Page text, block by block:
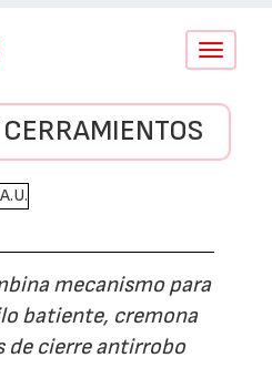
Conmutar
mecanismo para
batiente, cremona
de cierre antirrobo